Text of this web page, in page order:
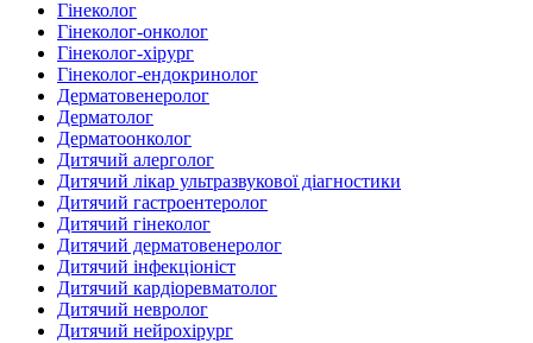
Гінеколог
Гінеколог-онколог
Гінеколог-хірург
Гінеколог-ендокринолог
Дерматовенеролог
Дерматолог
Дерматоонколог
Дитячий алерголог
Дитячий лікар ультразвукової діагностики
Дитячий гастроентеролог
Дитячий гінеколог
Дитячий дерматовенеролог
Дитячий інфекціоніст
Дитячий кардіоревматолог
Дитячий невролог
Дитячий нейрохірург